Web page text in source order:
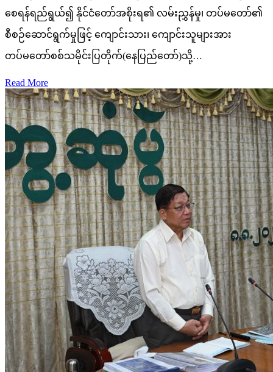
စေရန်ရည်ရွယ်၍ နိုင်ငံတော်အစိုးရ၏ လမ်းညွှန်မှု၊ တပ်မတော်၏
စီစဉ်ဆောင်ရွက်မှုဖြင့် ကျောင်းသား၊ ကျောင်းသူများအား
တပ်မတော်စစ်သမိုင်းပြတိုက်(နေပြည်တော်)သို့…
Read More